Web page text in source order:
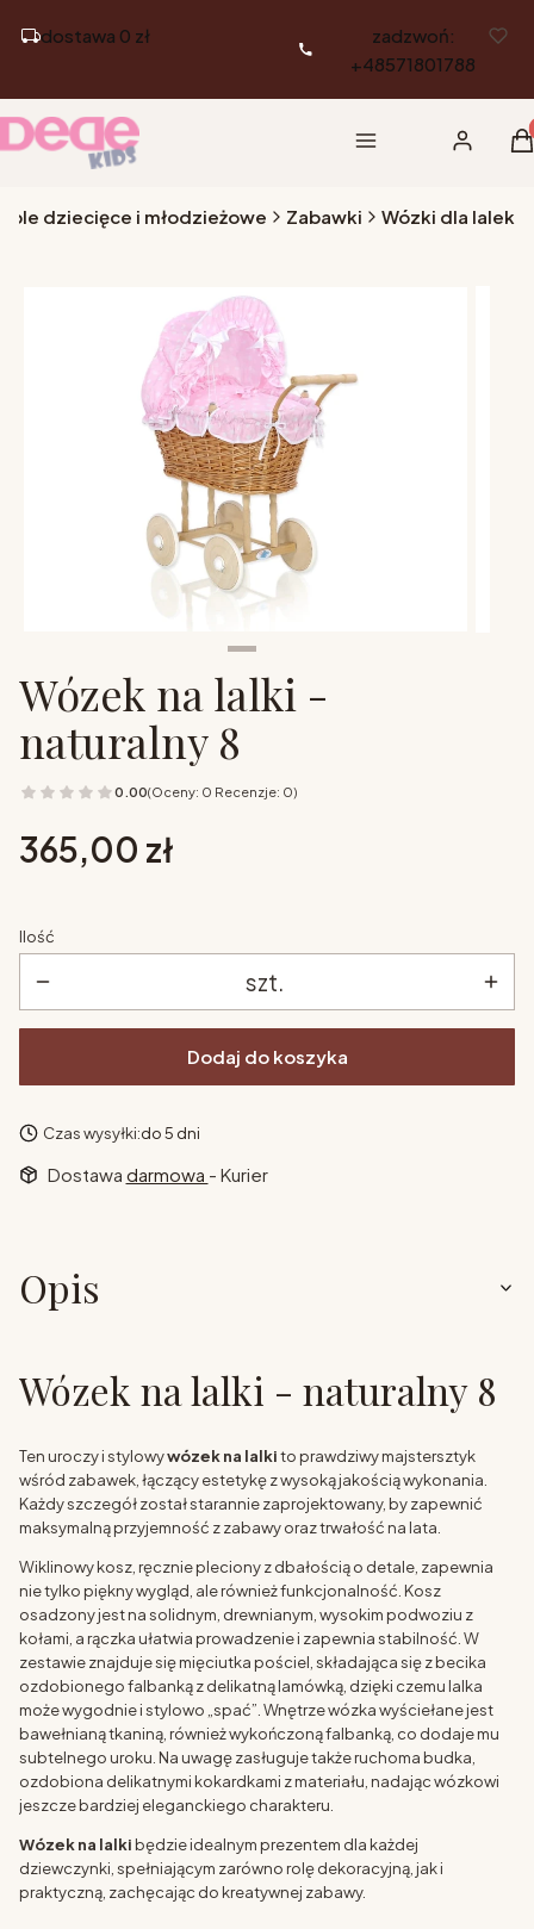
dostawa 0 zł
zadzwoń:
+48571801788
Menu Zaloguj się
dziecięce i młodzieżowe Zabawki Wózki dla lalek
Wózek na lalki -
naturalny 8
0.00(Oceny: 0 Recenzje: 0)
Cena
365,00 zł
Ilość
szt.
Dodaj do koszyka
Czas wysyłki:do 5 dni
Dostawa darmowa - Kurier
Opis
Wózek na lalki - naturalny 8
Ten uroczy i stylowywózek na lalkito prawdziwy majstersztyk
wśród zabawek, łączący estetykę z wysoką jakością wykonania.
Każdy szczegół został starannie zaprojektowany, by zapewnić
maksymalną przyjemność z zabawy oraz trwałość na lata.
Wiklinowy kosz, ręcznie pleciony z dbałością o detale, zapewnia
nie tylko piękny wygląd, ale również funkcjonalność. Kosz
osadzony jest na solidnym, drewnianym, wysokim podwoziu z
kołami, a rączka ułatwia prowadzenie i zapewnia stabilność. W
zestawie znajduje się mięciutka pościel, składająca się z becika
ozdobionego falbanką z delikatną lamówką, dzięki czemu lalka
może wygodnie i stylowo „spać”. Wnętrze wózka wyściełane jest
bawełnianą tkaniną, również wykończoną falbanką, co dodaje mu
subtelnego uroku. Na uwagę zasługuje także ruchoma budka,
ozdobiona delikatnymi kokardkami z materiału, nadając wózkowi
jeszcze bardziej eleganckiego charakteru.
Wózek na lalki będzie idealnym prezentem dla każdej
dziewczynki, spełniającym zarówno rolę dekoracyjną, jak i
praktyczną, zachęcając do kreatywnej zabawy.